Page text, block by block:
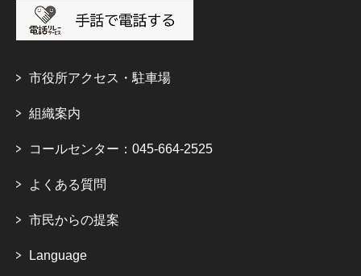
市役所アクセス・駐車場
組織案内
コールセンター：045-664-2525
よくある質問
市民からの提案
Language